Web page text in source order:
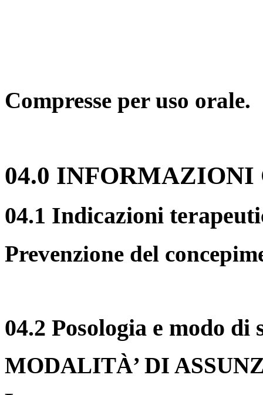
Compresse per uso orale.
04.0
04.1 Indicazioni
Prevenzione del
04.2 Posologia e modo
MODALITÀ’ DI